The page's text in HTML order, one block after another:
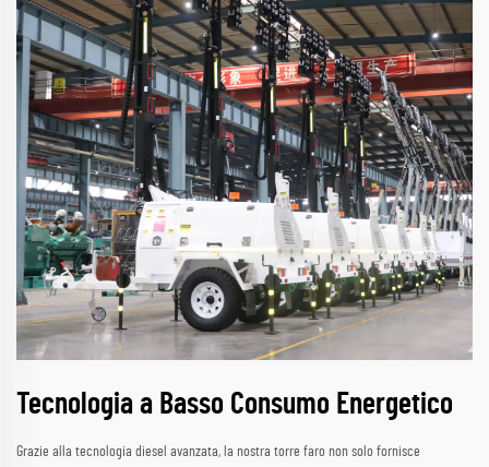
Tecnologia a Basso Consumo Energetico
Grazie alla tecnologia diesel avanzata, la nostra torre faro non solo fornisce